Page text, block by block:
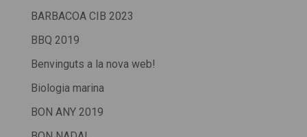
BARBACOA CIB 2023
BBQ 2019
Benvinguts a la nova web!
Biologia marina
BON ANY 2019